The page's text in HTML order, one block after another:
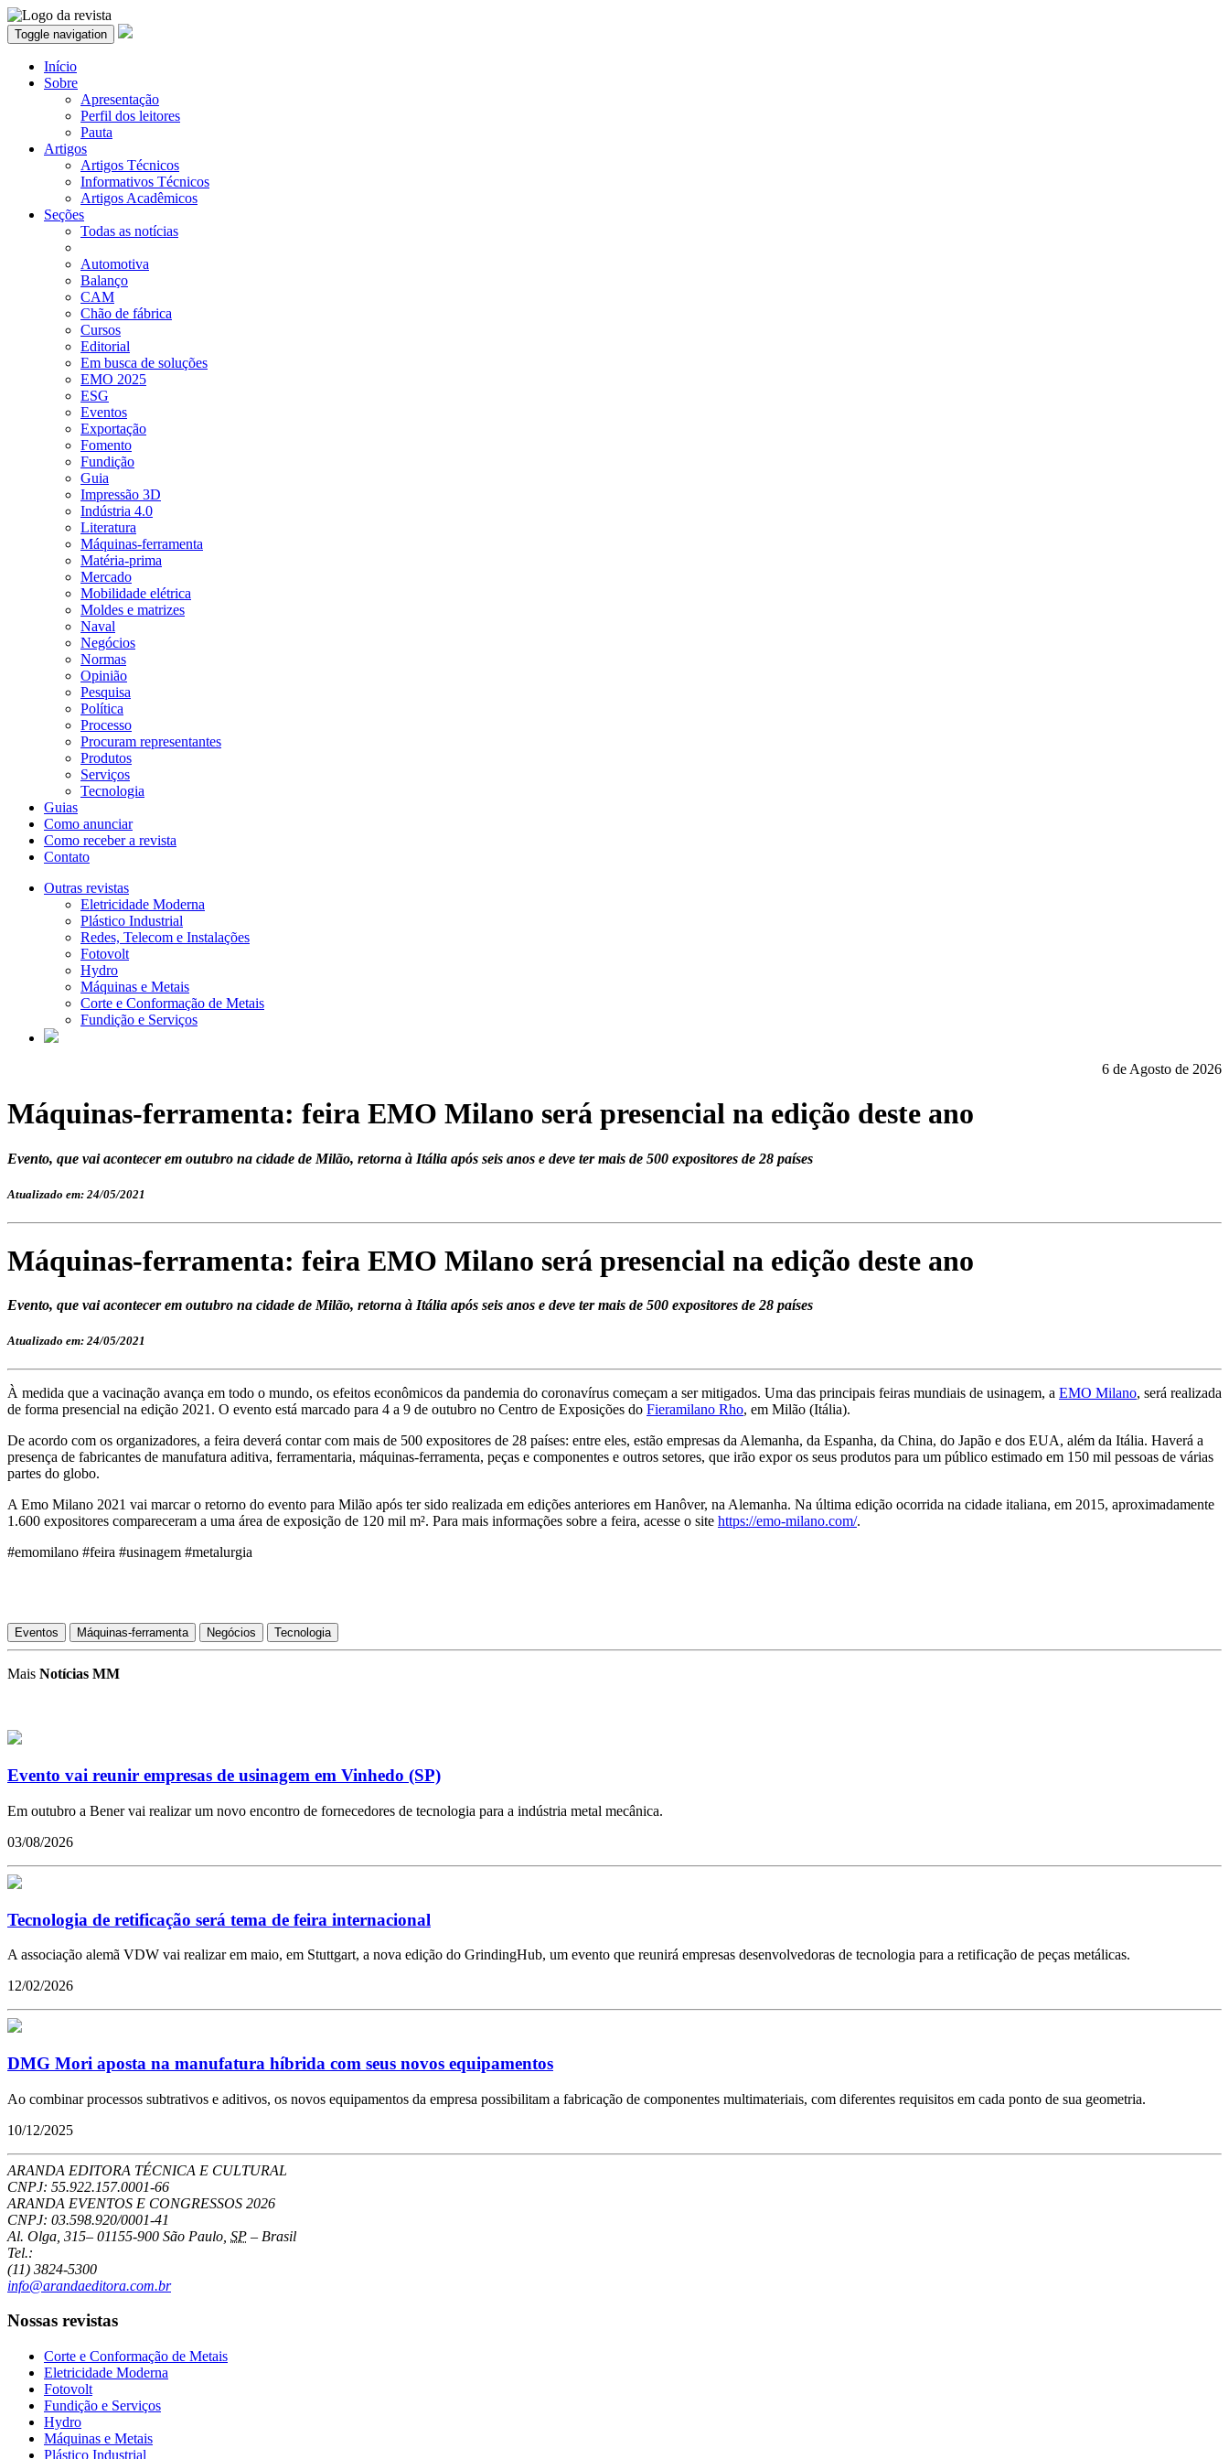
Toggle navigation
Início
Sobre
Apresentação
Perfil dos leitores
Pauta
Artigos
Artigos Técnicos
Informativos Técnicos
Artigos Acadêmicos
Seções
Todas as notícias
Automotiva
Balanço
CAM
Chão de fábrica
Cursos
Editorial
Em busca de soluções
EMO 2025
ESG
Eventos
Exportação
Fomento
Fundição
Guia
Impressão 3D
Indústria 4.0
Literatura
Máquinas-ferramenta
Matéria-prima
Mercado
Mobilidade elétrica
Moldes e matrizes
Naval
Negócios
Normas
Opinião
Pesquisa
Política
Processo
Procuram representantes
Produtos
Serviços
Tecnologia
Guias
Como anunciar
Como receber a revista
Contato
Outras revistas
Eletricidade Moderna
Plástico Industrial
Redes, Telecom e Instalações
Fotovolt
Hydro
Máquinas e Metais
Corte e Conformação de Metais
Fundição e Serviços
6 de Agosto de 2026
Máquinas-ferramenta: feira EMO Milano será presencial na edição deste ano
Evento, que vai acontecer em outubro na cidade de Milão, retorna à Itália após seis anos e deve ter mais de 500 expositores de 28 países
Atualizado em: 24/05/2021
Máquinas-ferramenta: feira EMO Milano será presencial na edição deste ano
Evento, que vai acontecer em outubro na cidade de Milão, retorna à Itália após seis anos e deve ter mais de 500 expositores de 28 países
Atualizado em: 24/05/2021
À medida que a vacinação avança em todo o mundo, os efeitos econômicos da pandemia do coronavírus começam a ser mitigados. Uma das principais feiras mundiais de usinagem, a EMO Milano, será realizada
de forma presencial na edição 2021. O evento está marcado para 4 a 9 de outubro no Centro de Exposições do Fieramilano Rho, em Milão (Itália).
De acordo com os organizadores, a feira deverá contar com mais de 500 expositores de 28 países: entre eles, estão empresas da Alemanha, da Espanha, da China, do Japão e dos EUA, além da Itália. Haverá a
presença de fabricantes de manufatura aditiva, ferramentaria, máquinas-ferramenta, peças e componentes e outros setores, que irão expor os seus produtos para um público estimado em 150 mil pessoas de várias
partes do globo.
A Emo Milano 2021 vai marcar o retorno do evento para Milão após ter sido realizada em edições anteriores em Hanôver, na Alemanha. Na última edição ocorrida na cidade italiana, em 2015, aproximadamente
1.600 expositores compareceram a uma área de exposição de 120 mil m². Para mais informações sobre a feira, acesse o site https://emo-milano.com/.
#emomilano #feira #usinagem #metalurgia
Eventos Máquinas-ferramenta Negócios Tecnologia
Mais Notícias MM
Evento vai reunir empresas de usinagem em Vinhedo (SP)
Em outubro a Bener vai realizar um novo encontro de fornecedores de tecnologia para a indústria metal mecânica.
03/08/2026
Tecnologia de retificação será tema de feira internacional
A associação alemã VDW vai realizar em maio, em Stuttgart, a nova edição do GrindingHub, um evento que reunirá empresas desenvolvedoras de tecnologia para a retificação de peças metálicas.
12/02/2026
DMG Mori aposta na manufatura híbrida com seus novos equipamentos
Ao combinar processos subtrativos e aditivos, os novos equipamentos da empresa possibilitam a fabricação de componentes multimateriais, com diferentes requisitos em cada ponto de sua geometria.
10/12/2025
ARANDA EDITORA TÉCNICA E CULTURAL
CNPJ: 55.922.157.0001-66
ARANDA EVENTOS E CONGRESSOS 2026
CNPJ: 03.598.920/0001-41
Al. Olga, 315– 01155-900 São Paulo SP – Brasil
Tel.:
(11) 3824-5300
info@arandaeditora.com.br
Nossas revistas
Corte e Conformação de Metais
Eletricidade Moderna
Fotovolt
Fundição e Serviços
Hydro
Máquinas e Metais
Plástico Industrial